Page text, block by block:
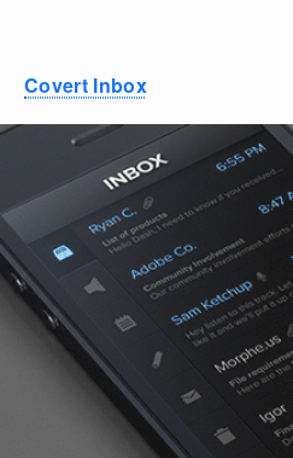
Covert Inbox